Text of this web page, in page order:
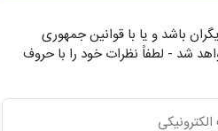
باشد و یا با قوانین جمهوری
شد - لطفاً نظرات خود را با حروف